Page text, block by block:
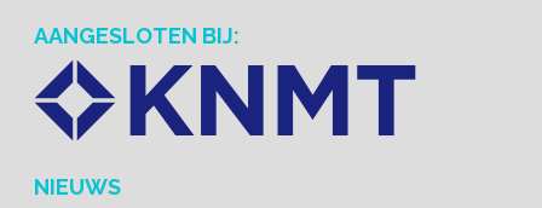
AANGESLOTEN BIJ:
NIEUWS